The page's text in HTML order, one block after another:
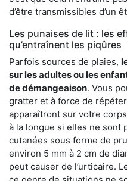
d’être transmissibles d’un
Les punaises de lit : les
qu’entraînent les piqûres
Parfois sources de plaies,
sur les adultes ou les
de démangeaison. Vous
gratter et à force de
apparaîtront sur votre
à la longue si elles ne sont
cutanées sous forme de
environ 5 mm à 2 cm de
peut causer de l’urticaire.